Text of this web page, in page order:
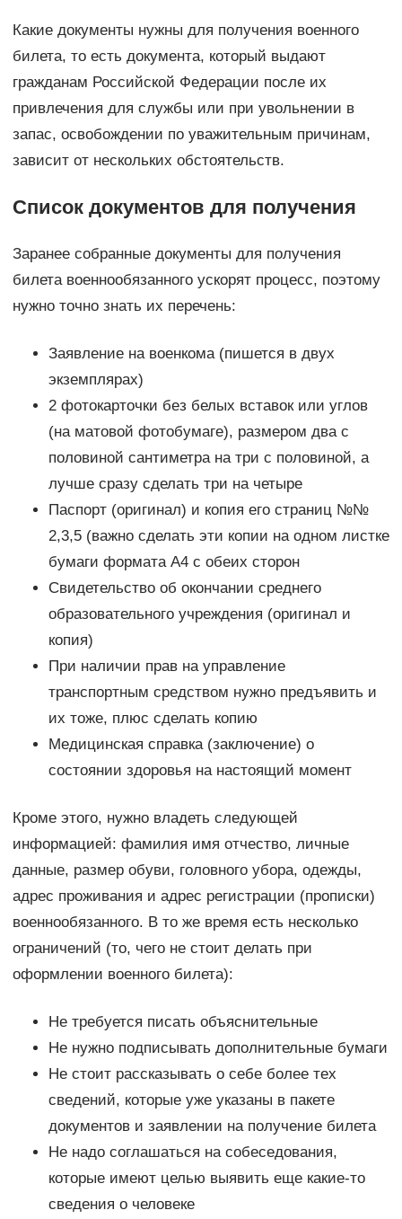
Какие документы нужны для получения военного
билета, то есть документа, который выдают
гражданам Российской Федерации после их
привлечения для службы или при увольнении в
запас, освобождении по уважительным причинам,
зависит от нескольких обстоятельств.
Список документов для получения
Заранее собранные документы для получения
билета военнообязанного ускорят процесс, поэтому
нужно точно знать их перечень:
Заявление на военкома (пишется в двух
экземплярах)
2 фотокарточки без белых вставок или углов
(на матовой фотобумаге), размером два с
половиной сантиметра на три с половиной, а
лучше сразу сделать три на четыре
Паспорт (оригинал) и копия его страниц №№
2,3,5 (важно сделать эти копии на одном листке
бумаги формата А4 с обеих сторон
Свидетельство об окончании среднего
образовательного учреждения (оригинал и
копия)
При наличии прав на управление
транспортным средством нужно предъявить и
их тоже, плюс сделать копию
Медицинская справка (заключение) о
состоянии здоровья на настоящий момент
Кроме этого, нужно владеть следующей
информацией: фамилия имя отчество, личные
данные, размер обуви, головного убора, одежды,
адрес проживания и адрес регистрации (прописки)
военнообязанного. В то же время есть несколько
ограничений (то, чего не стоит делать при
оформлении военного билета):
Не требуется писать объяснительные
Не нужно подписывать дополнительные бумаги
Не стоит рассказывать о себе более тех
сведений, которые уже указаны в пакете
документов и заявлении на получение билета
Не надо соглашаться на собеседования,
которые имеют целью выявить еще какие-то
сведения о человеке